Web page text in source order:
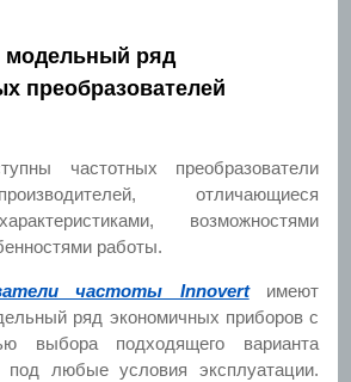
ряд
преобразователей
частотных преобразователи
отличающиеся
возможностями
работы.
частоты Innovertимеют
ряд экономичных приборов с
выбора подходящего варианта
под любые условия эксплуатации.